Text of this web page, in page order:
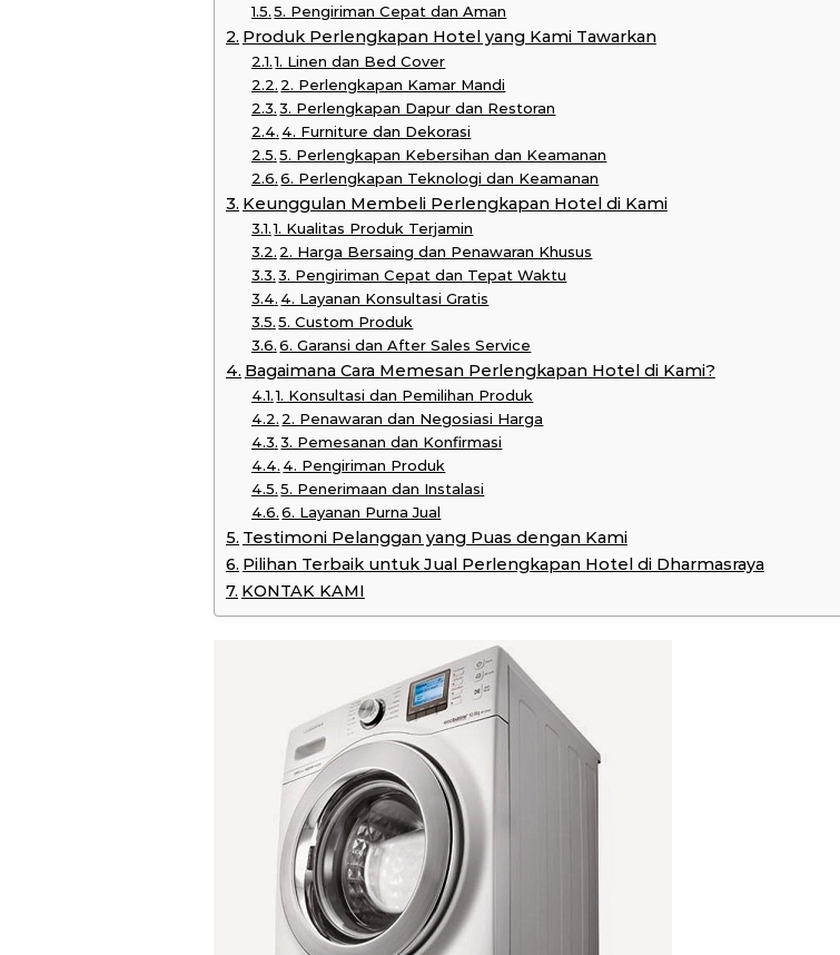
5. Pengiriman Cepat dan Aman
Produk Perlengkapan Hotel yang Kami Tawarkan
1. Linen dan Bed Cover
2. Perlengkapan Kamar Mandi
3. Perlengkapan Dapur dan Restoran
4. Furniture dan Dekorasi
5. Perlengkapan Kebersihan dan Keamanan
6. Perlengkapan Teknologi dan Keamanan
Keunggulan Membeli Perlengkapan Hotel di Kami
1. Kualitas Produk Terjamin
2. Harga Bersaing dan Penawaran Khusus
3. Pengiriman Cepat dan Tepat Waktu
4. Layanan Konsultasi Gratis
5. Custom Produk
6. Garansi dan After Sales Service
Bagaimana Cara Memesan Perlengkapan Hotel di Kami?
1. Konsultasi dan Pemilihan Produk
2. Penawaran dan Negosiasi Harga
3. Pemesanan dan Konfirmasi
4. Pengiriman Produk
5. Penerimaan dan Instalasi
6. Layanan Purna Jual
Testimoni Pelanggan yang Puas dengan Kami
Pilihan Terbaik untuk Jual Perlengkapan Hotel di Dharmasraya
KONTAK KAMI